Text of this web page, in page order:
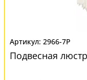
2966-7P
Подвесная